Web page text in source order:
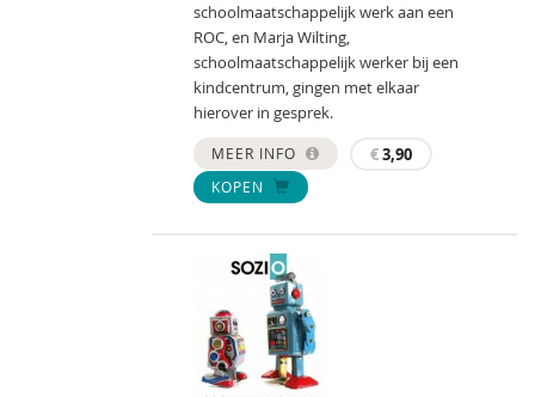
schoolmaatschappelijk werk aan een
ROC, en Marja Wilting,
schoolmaatschappelijk werker bij een
kindcentrum, gingen met elkaar
hierover in gesprek.
MEER INFO €3,90
KOPEN